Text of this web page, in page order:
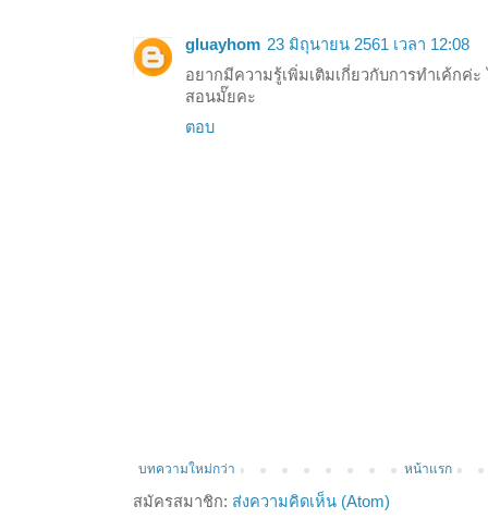
gluayhom 23 มิถุนายน 2561 เวลา 12:08
อยากมีความรู้เพิ่มเติมเกี่ยวกับการทำเค้กค่
สอนมั๊ยคะ
ตอบ
บทความใหม่กว่า หน้าแรก
สมัครสมาชิก: ส่งความคิดเห็น (Atom)